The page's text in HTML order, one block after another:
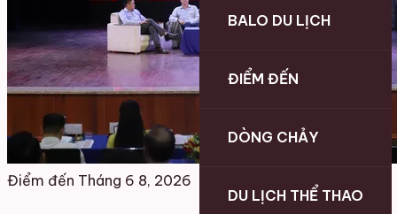
BALO DU LỊCH
ĐIỂM ĐẾN
DÒNG CHẢY
DU LỊCH THỂ THAO
Điểm đến Tháng 6 8, 2026